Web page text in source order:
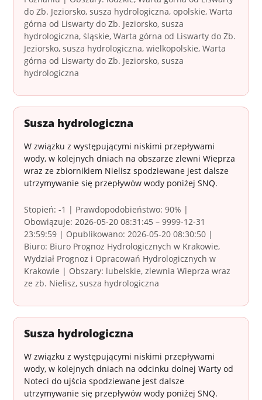
do Zb. Jeziorsko, susza hydrologiczna, opolskie, Warta
górna od Liswarty do Zb. Jeziorsko, susza
hydrologiczna, śląskie, Warta górna od Liswarty do Zb.
Jeziorsko, susza hydrologiczna, wielkopolskie, Warta
górna od Liswarty do Zb. Jeziorsko, susza
hydrologiczna
Susza hydrologiczna
W związku z występującymi niskimi przepływami
wody, w kolejnych dniach na obszarze zlewni Wieprza
wraz ze zbiornikiem Nielisz spodziewane jest dalsze
utrzymywanie się przepływów wody poniżej SNQ.
Stopień: -1 | Prawdopodobieństwo: 90% |
Obowiązuje: 2026-05-20 08:31:45 – 9999-12-31
23:59:59 | Opublikowano: 2026-05-20 08:30:50 |
Biuro: Biuro Prognoz Hydrologicznych w Krakowie,
Wydział Prognoz i Opracowań Hydrologicznych w
Krakowie | Obszary: lubelskie, zlewnia Wieprza wraz
ze zb. Nielisz, susza hydrologiczna
Susza hydrologiczna
W związku z występującymi niskimi przepływami
wody, w kolejnych dniach na odcinku dolnej Warty od
Noteci do ujścia spodziewane jest dalsze
utrzymywanie się przepływów wody poniżej SNQ.